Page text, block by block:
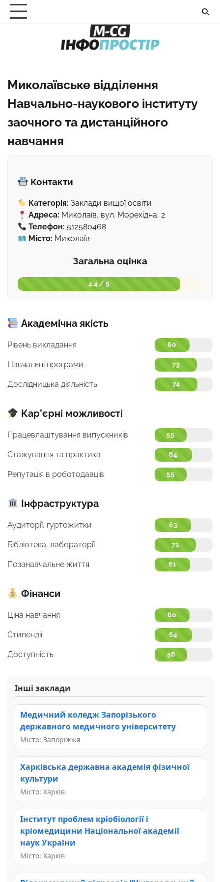
Перейти
Миколаївське відділення
Навчально-наукового інституту
заочного та дистанційного
навчання
Контакти
Категорія: Заклади вищої освіти
Адреса: Миколаїв, вул. Морехідна, 2
Телефон: 512580468
Місто: Миколаїв
Загальна оцінка
4.4 / 5
Академічна якість
Рівень викладання 60
Навчальні програми 73
Дослідницька діяльність 74
Кар’єрні можливості
Працевлаштування випускників 55
Стажування та практика 64
Репутація в роботодавців 55
Інфраструктура
Аудиторії, гуртожитки 63
Бібліотека, лабораторії 71
Позанавчальне життя 61
Фінанси
Ціна навчання 60
Стипендії 64
Доступність 56
Інші заклади
Медичний коледж Запорізького
державного медичного університету
Місто: Запоріжжя
Харківська державна академія фізичної
культури
Місто: Харків
Інститут проблем кріобіології і
кріомедицини Національної академії
наук України
Місто: Харків